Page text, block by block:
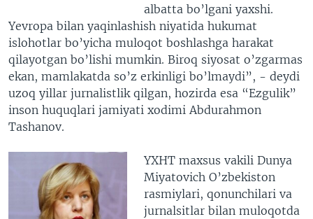
albatta bo’lgani yaxshi.
Yevropa bilan yaqinlashish niyatida hukumat
islohotlar bo’yicha muloqot boshlashga harakat
qilayotgan bo’lishi mumkin. Biroq siyosat o’zgarmas
ekan, mamlakatda so’z erkinligi bo’lmaydi”, - deydi
uzoq yillar jurnalistlik qilgan, hozirda esa “Ezgulik”
inson huquqlari jamiyati xodimi Abdurahmon
Tashanov.
YXHT maxsus vakili Dunya
Miyatovich O’zbekiston
rasmiylari, qonunchilari va
jurnalsitlar bilan muloqotda